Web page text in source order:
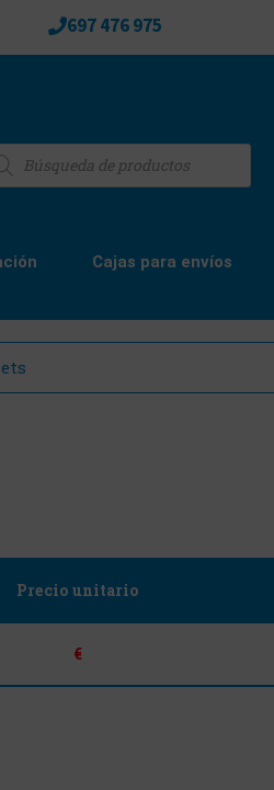
697 476 975
Cajas para envíos
Precio unitario
€